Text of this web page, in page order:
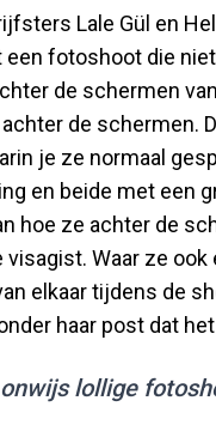
Lale Gül en
fotoshoot die
de schermen
de schermen.
je ze normaal
en beide met een
hoe ze achter de
Waar ze
elkaar tijdens de
haar post dat
lollige